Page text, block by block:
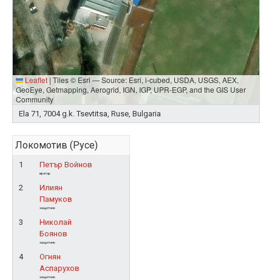
Leaflet | Tiles © Esri — Source: Esri, i-cubed, USDA, USGS, AEX,
GeoEye, Getmapping, Aerogrid, IGN, IGP, UPR-EGP, and the GIS User
Community
Ela 71, 7004 g.k. Tsevtitsa, Ruse, Bulgaria
Локомотив (Русе)
1 Петър Войнов
вратар
2
Илиян
Памуков
защитник
3
Николай
Боянов
защитник
4
Огнян
Аспарухов
защитник